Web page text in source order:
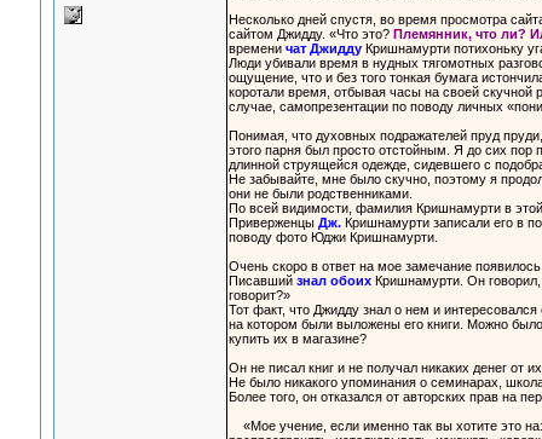
Несколько дней спустя, во время просмотра
сайтом Джидду. «Что это? Племянник, что ли?
времени чат ДжиддуКришнамурти потихоньку
Люди убивали время в нудных тягомотных
ощущение, что и без того тонкая бумага
коротали время, отбывая часы на своей
случае, самопрезентации по поводу личных
Понимая, что духовных подражателей пруд
этого парня был просто отстойным. Я до сих
длинной струящейся одежде, сидевшего с
Не забывайте, мне было скучно, поэтому я
они не были родственниками.
По всей видимости, фамилия Кришнамурти в
Приверженцы Дж.Кришнамурти записали его в
поводу фото Юджи Кришнамурти.
Очень скоро в ответ на мое замечание
Писавший знал обоихКришнамурти. Он говорил,
говорит?»
Тот факт, что Джидду знал о нем и
на котором были выложены его книги. Можно
купить их в магазине?
Он не писал книг и не получал никаких денег от
Не было никакого упоминания о семинарах,
Более того, он отказался от авторских прав на
«Мое учение, если именно так вы хотите это